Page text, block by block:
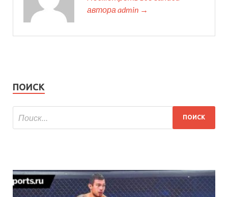
автора admin →
ПОИСК